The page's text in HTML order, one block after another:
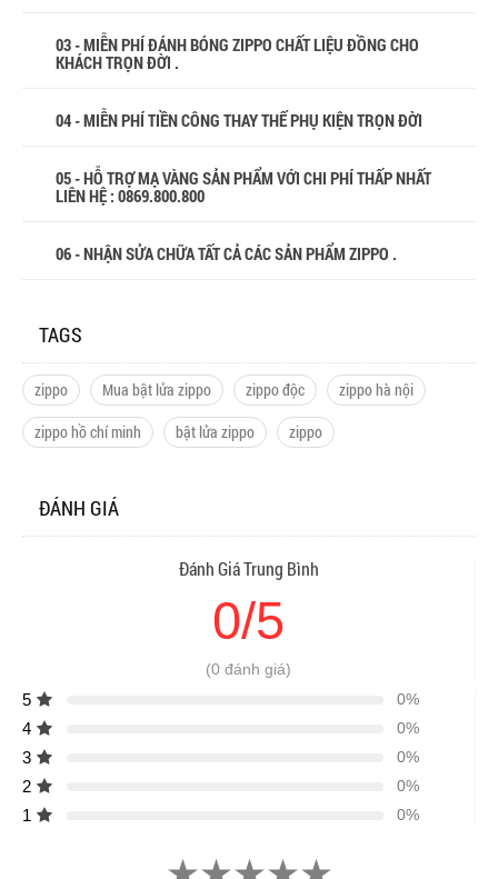
03 - MIỄN PHÍ ĐÁNH BÓNG ZIPPO CHẤT LIỆU ĐỒNG CHO
KHÁCH TRỌN ĐỜI .
04 - MIỄN PHÍ TIỀN CÔNG THAY THẾ PHỤ KIỆN TRỌN ĐỜI
05 - HỖ TRỢ MẠ VÀNG SẢN PHẨM VỚI CHI PHÍ THẤP NHẤT
LIÊN HỆ : 0869.800.800
06 - NHẬN SỬA CHỮA TẤT CẢ CÁC SẢN PHẨM ZIPPO .
TAGS
zippo Mua bật lửa zippo zippo độc
zippo hà nội
zippo hồ chí minh
bật lửa zippo zippo
ĐÁNH GIÁ
Đánh Giá Trung Bình
0/5
(0 đánh giá)
5 0%
4 0%
3 0%
2 0%
1 0%